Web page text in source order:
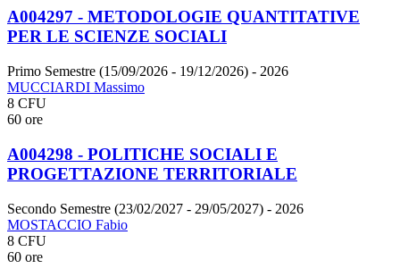
A004297 - METODOLOGIE QUANTITATIVE
PER LE SCIENZE SOCIALI
Primo Semestre (15/09/2026 - 19/12/2026) - 2026
MUCCIARDI Massimo
8 CFU
60 ore
A004298 - POLITICHE SOCIALI E
PROGETTAZIONE TERRITORIALE
Secondo Semestre (23/02/2027 - 29/05/2027) - 2026
MOSTACCIO Fabio
8 CFU
60 ore